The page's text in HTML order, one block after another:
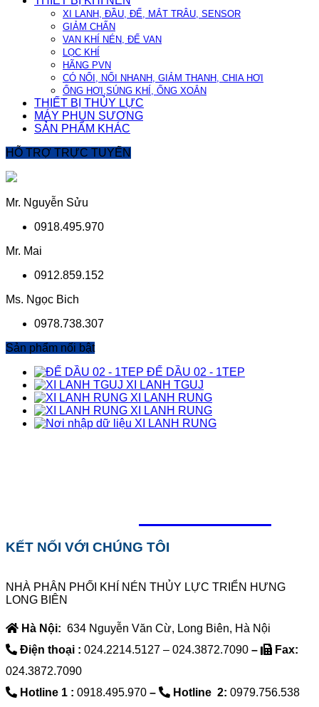
XI LANH, ĐẦU, ĐẾ, MẮT TRÂU, SENSOR
GIẢM CHẤN
VAN KHÍ NÉN, ĐẾ VAN
LỌC KHÍ
HÃNG PVN
CÓ NỐI, NỐI NHANH, GIẢM THANH, CHIA HƠI
ỐNG HƠI,SÚNG KHÍ, ỐNG XOẮN
THIẾT BỊ THỦY LỰC
MÁY PHUN SƯƠNG
SẢN PHẨM KHÁC
HỖ TRỢ TRỰC TUYẾN
Mr. Nguyễn Sửu
0918.495.970
Mr. Mai
0912.859.152
Ms. Ngọc Bich
0978.738.307
Sản phẩm nối bật
ĐẾ DẦU 02 - 1TEP
XI LANH TGUJ
XI LANH RUNG
XI LANH RUNG
XI LANH RUNG
KẾT NỐI VỚI CHÚNG TÔI
NHÀ PHÂN PHỐI KHÍ NÉN THỦY LỰC TRIỂN HƯNG
LONG BIÊN
Hà Nội: 634 Nguyễn Văn Cừ, Long Biên, Hà Nội
Điện thoại : 024.2214.5127 – 024.3872.7090 –
Fax:
024.3872.7090
Hotline 1 : 0918.495.970 – Hotline 2: 0979.756.538